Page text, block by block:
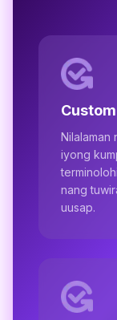
Nilalaman
iyong
nang
uusap.